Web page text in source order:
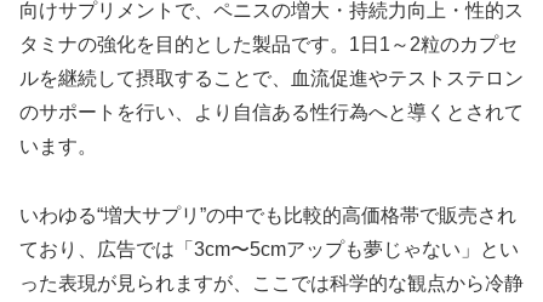
向けサプリメントで、ペニスの増大・持続力向上・性的ス
タミナの強化を目的とした製品です。1日1～2粒のカプセ
ルを継続して摂取することで、血流促進やテストステロン
のサポートを行い、より自信ある性行為へと導くとされて
います。
いわゆる“増大サプリ”の中でも比較的高価格帯で販売され
ており、広告では「3cm〜5cmアップも夢じゃない」とい
った表現が見られますが、ここでは科学的な観点から冷静